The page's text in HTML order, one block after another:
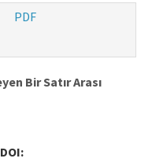
PDF
Bir Satır Arası
DOI: